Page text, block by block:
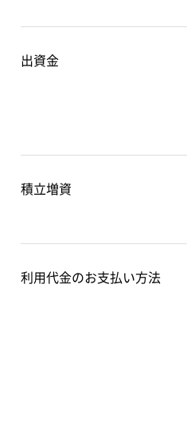
出資金
積立増資
利用代金のお支払い方法